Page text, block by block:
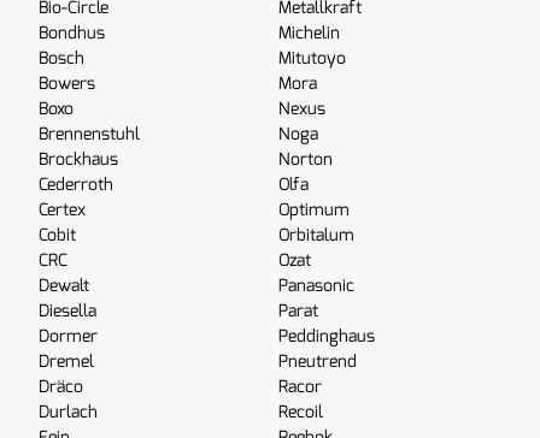
Bio-Circle
Bondhus
Bosch
Bowers
Boxo
Brennenstuhl
Brockhaus
Cederroth
Certex
Cobit
CRC
Dewalt
Diesella
Dormer
Dremel
Dräco
Durlach
Metallkraft
Michelin
Mitutoyo
Mora
Nexus
Noga
Norton
Olfa
Optimum
Orbitalum
Ozat
Panasonic
Parat
Peddinghaus
Pneutrend
Racor
Recoil